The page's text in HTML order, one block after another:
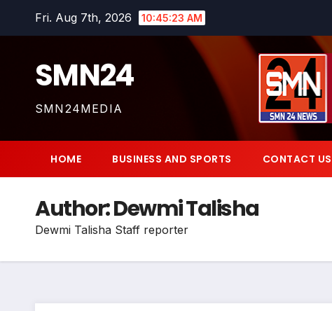
Fri. Aug 7th, 2026 10:45:24 AM
SMN24
SMN24MEDIA
HOME BUSINESS AND SPORTS CONTACT US
Author:Dewmi Talisha
Dewmi Talisha Staff reporter